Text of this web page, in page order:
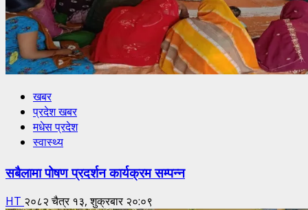
खबर
प्रदेश खबर
मधेस प्रदेश
स्वास्थ्य
सबैलामा पोषण प्रदर्शन कार्यक्रम सम्पन्न
HT २०८२ चैत्र १३, शुक्रबार २०:०९